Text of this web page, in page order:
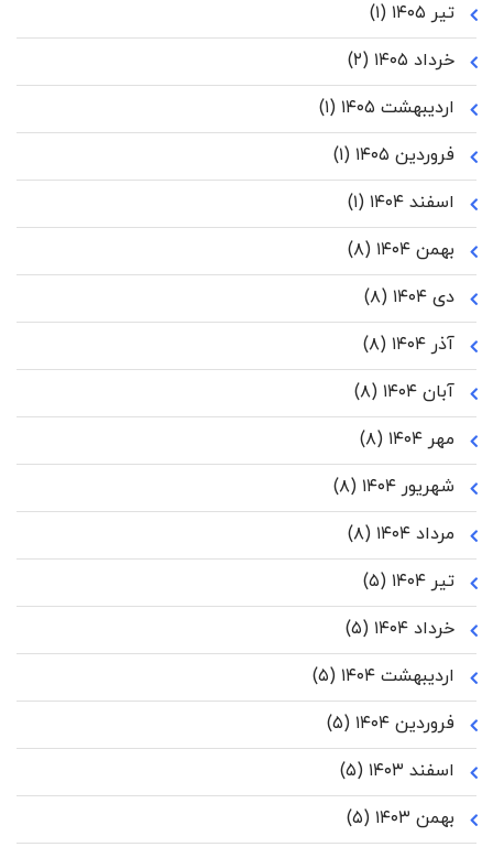
تیر ۱۴۰۵
(۱)
خرداد ۱۴۰۵
(۲)
اردیبهشت ۱۴۰۵
(۱)
فروردین ۱۴۰۵
(۱)
اسفند ۱۴۰۴
(۱)
بهمن ۱۴۰۴
(۸)
دی ۱۴۰۴
(۸)
آذر ۱۴۰۴
(۸)
آبان ۱۴۰۴
(۸)
مهر ۱۴۰۴
(۸)
شهریور ۱۴۰۴
(۸)
مرداد ۱۴۰۴
(۸)
تیر ۱۴۰۴
(۵)
خرداد ۱۴۰۴
(۵)
اردیبهشت ۱۴۰۴
(۵)
فروردین ۱۴۰۴
(۵)
اسفند ۱۴۰۳
(۵)
بهمن ۱۴۰۳
(۵)